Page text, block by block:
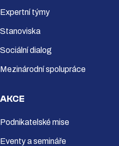
Expertní týmy
Stanoviska
Sociální dialog
Mezinárodní spolupráce
AKCE
Podnikatelské mise
Eventy a semináře